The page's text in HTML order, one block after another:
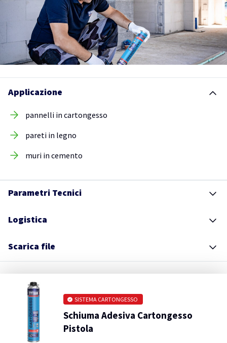
Applicazione
pannelli in cartongesso
pareti in legno
muri in cemento
Parametri Tecnici
Logistica
Scarica file
SISTEMA CARTONGESSO
Schiuma Adesiva Cartongesso
Pistola